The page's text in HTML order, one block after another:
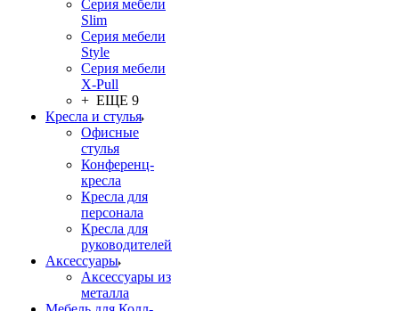
Серия мебели
Slim
Серия мебели
Style
Серия мебели
X-Pull
+ ЕЩЕ 9
Кресла и стулья
Офисные
стулья
Конференц-
кресла
Кресла для
персонала
Кресла для
руководителей
Аксессуары
Аксессуары из
металла